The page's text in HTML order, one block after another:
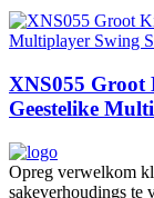
XNS055 Groot
Geestelike
Opreg verwelkom
sakeverhoudings te